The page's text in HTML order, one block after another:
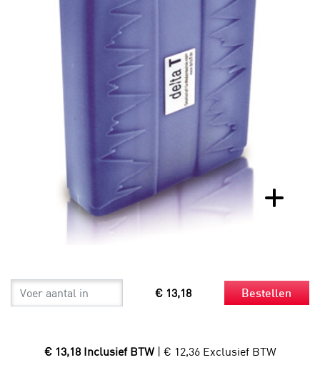
€ 13,18 Bestellen
€ 13,18 Inclusief BTW | € 12,36 Exclusief BTW